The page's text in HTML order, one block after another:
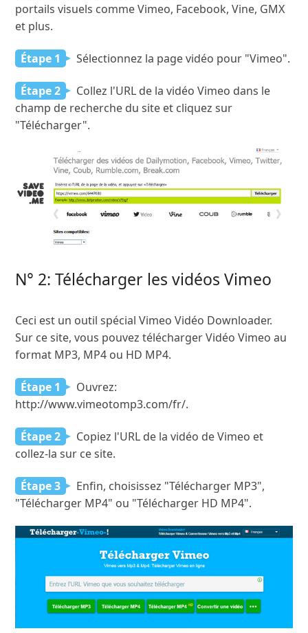
portails visuels comme Vimeo, Facebook, Vine, GMX
et plus.
Étape 1 Sélectionnez la page vidéo pour "Vimeo".
Étape 2
Collez l'URL de la vidéo Vimeo dans le
champ de recherche du site et cliquez sur
"Télécharger".
N° 2: Télécharger les vidéos Vimeo
Ceci est un outil spécial Vimeo Vidéo Downloader.
Sur ce site, vous pouvez télécharger Vidéo Vimeo au
format MP3, MP4 ou HD MP4.
Étape 1
Ouvrez:
http://www.vimeotomp3.com/fr/.
Étape 2
Copiez l'URL de la vidéo de Vimeo et
collez-la sur ce site.
Étape 3
Enfin, choisissez "Télécharger MP3",
"Télécharger MP4" ou "Télécharger HD MP4".